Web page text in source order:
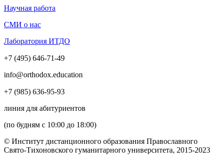
Научная работа
СМИ о нас
Лаборатория ИТДО
+7 (495) 646-71-49
info@orthodox.education
+7 (985) 636-95-93
линия для абитуриентов
(по будням с 10:00 до 18:00)
© Институт дистанционного образования Православного
Свято-Тихоновского гуманитарного университета, 2015-2023